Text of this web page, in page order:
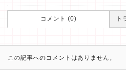
コメント (0)
ト
この記事へのコメントはありません。